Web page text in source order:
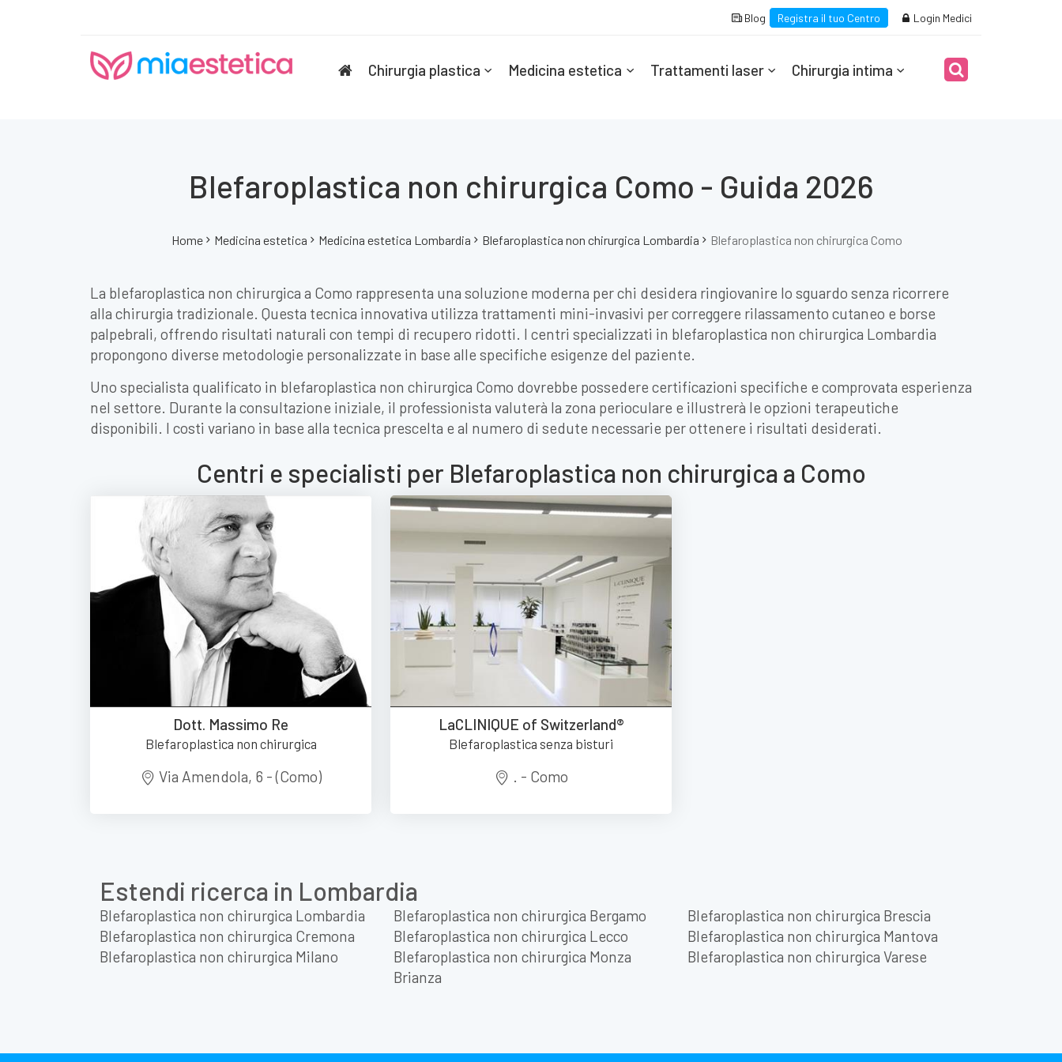
Blog Registra il tuo Centro Login Medici
Chirurgia plastica Medicina estetica Trattamenti laser Chirurgia intima
Blefaroplastica non chirurgica Como - Guida 2026
Home Medicina estetica Medicina estetica Lombardia Blefaroplastica non chirurgica Lombardia Blefaroplastica non chirurgica Como
La blefaroplastica non chirurgica a Como rappresenta una soluzione moderna per chi desidera ringiovanire lo sguardo senza ricorrere
alla chirurgia tradizionale. Questa tecnica innovativa utilizza trattamenti mini-invasivi per correggere rilassamento cutaneo e borse
palpebrali, offrendo risultati naturali con tempi di recupero ridotti. I centri specializzati in blefaroplastica non chirurgica Lombardia
propongono diverse metodologie personalizzate in base alle specifiche esigenze del paziente.
Uno specialista qualificato in blefaroplastica non chirurgica Como dovrebbe possedere certificazioni specifiche e comprovata esperienza
nel settore. Durante la consultazione iniziale, il professionista valuterà la zona perioculare e illustrerà le opzioni terapeutiche
disponibili. I costi variano in base alla tecnica prescelta e al numero di sedute necessarie per ottenere i risultati desiderati.
Centri e specialisti per Blefaroplastica non chirurgica a Como
Dott. Massimo Re
Blefaroplastica non chirurgica
Via Amendola, 6 - (Como)
LaCLINIQUE of Switzerland®
Blefaroplastica senza bisturi
. - Como
Estendi ricerca in Lombardia
Blefaroplastica non chirurgica Lombardia Blefaroplastica non chirurgica Bergamo
Blefaroplastica non chirurgica Brescia
Blefaroplastica non chirurgica Cremona
Blefaroplastica non chirurgica Lecco
Blefaroplastica non chirurgica Mantova
Blefaroplastica non chirurgica Milano
Blefaroplastica non chirurgica Monza
Brianza
Blefaroplastica non chirurgica Varese